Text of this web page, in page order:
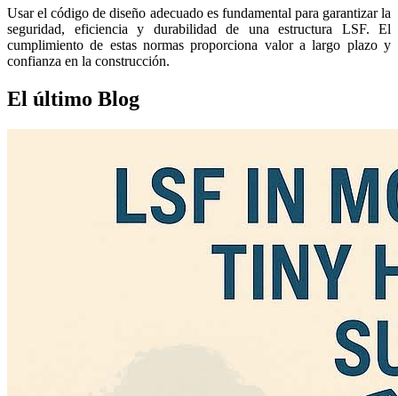
Usar el código de diseño adecuado es fundamental para garantizar la
seguridad, eficiencia y durabilidad de una estructura LSF. El
cumplimiento de estas normas proporciona valor a largo plazo y
confianza en la construcción.
El último Blog